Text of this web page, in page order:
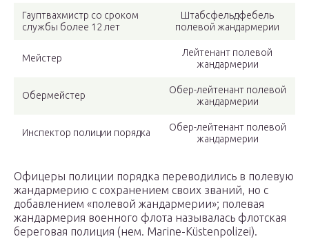
Гауптвахмистр со сроком
службы более 12 лет
Штабсфельдфебель
полевой жандармерии
Мейстер
Лейтенант полевой
жандармерии
Обермейстер
Обер-лейтенант полевой
жандармерии
Инспектор полиции порядка
Обер-лейтенант полевой
жандармерии
Офицеры полиции порядка переводились в полевую
жандармерию с сохранением своих званий, но с
добавлением «полевой жандармерии»; полевая
жандармерия военного флота называлась флотская
береговая полиция (нем. Marine-Küstenpolizei).